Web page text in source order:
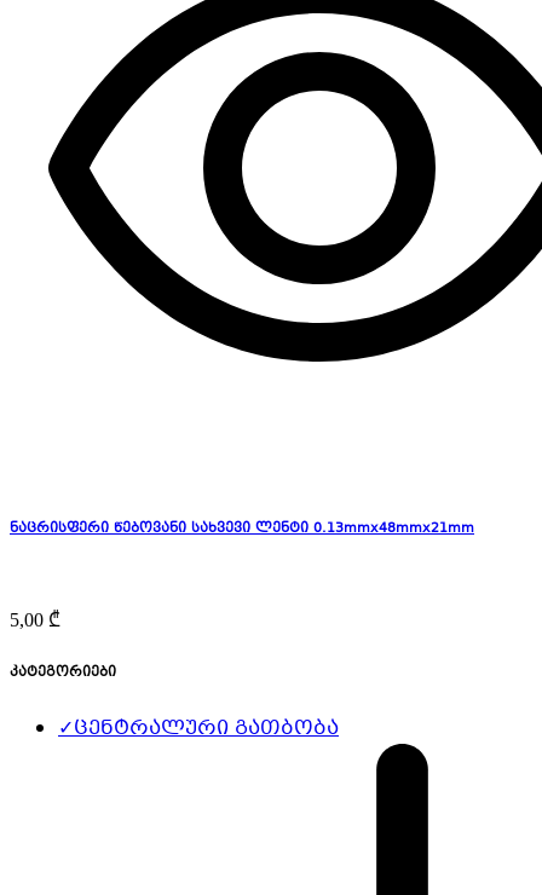
ნაცრისფერი წებოვანი სახვევი ლენტი 0.13mmx48mmx21mm
5,00 ₾
კატეგორიები
✓ცენტრალური გათბობა